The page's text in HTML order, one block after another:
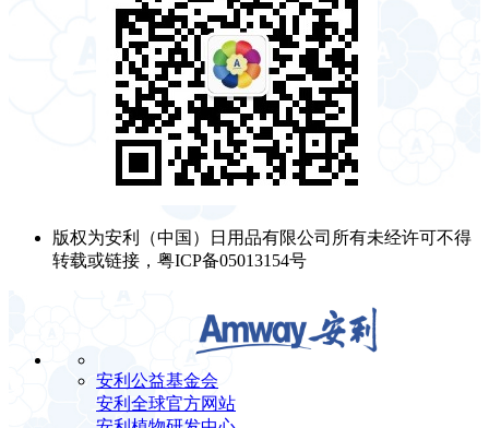
版权为安利（中国）日用品有限公司所有未经许可不得
转载或链接，粤ICP备05013154号
安利公益基金会
安利全球官方网站